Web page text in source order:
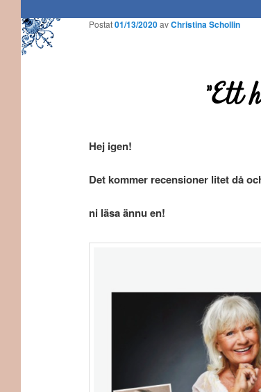
”Ett
Postat01/13/2020 avChristina Schollin
Hej igen!
Det kommer recensioner litet då
ni läsa ännu en!